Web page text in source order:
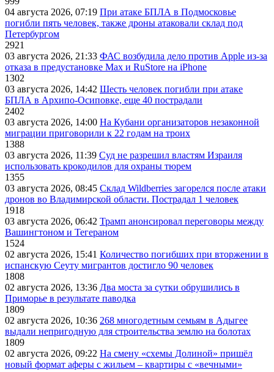
04 августа 2026, 07:19 При атаке БПЛА в Подмосковье
погибли пять человек, также дроны атаковали склад под
Петербургом
2921
03 августа 2026, 21:33 ФАС возбудила дело против Apple из-за
отказа в предустановке Max и RuStore на iPhone
1302
03 августа 2026, 14:42 Шесть человек погибли при атаке
БПЛА в Архипо-Осиповке, еще 40 пострадали
2402
03 августа 2026, 14:00 На Кубани организаторов незаконной
миграции приговорили к 22 годам на троих
1388
03 августа 2026, 11:39 Суд не разрешил властям Израиля
использовать крокодилов для охраны тюрем
1355
03 августа 2026, 08:45 Склад Wildberries загорелся после атаки
дронов во Владимирской области. Пострадал 1 человек
1918
03 августа 2026, 06:42 Трамп анонсировал переговоры между
Вашингтоном и Тегераном
1524
02 августа 2026, 15:41 Количество погибших при вторжении в
испанскую Сеуту мигрантов достигло 90 человек
1808
02 августа 2026, 13:36 Два моста за сутки обрушились в
Приморье в результате паводка
1809
02 августа 2026, 10:36 268 многодетным семьям в Адыгее
выдали непригодную для строительства землю на болотах
1809
02 августа 2026, 09:22 На смену «схемы Долиной» пришёл
новый формат аферы с жильем – квартиры с «вечными»